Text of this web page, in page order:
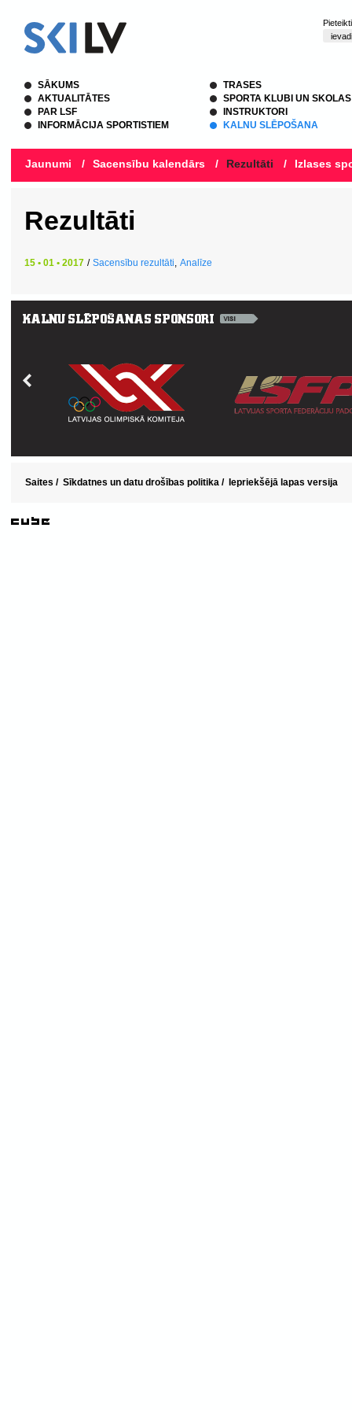
SĀKUMS
AKTUALITĀTES
PAR LSF
INFORMĀCIJA SPORTISTIEM
TRASES
SPORTA KLUBI UN SKOLAS
INSTRUKTORI
KALNU SLĒPOŠANA
Jaunumi / Sacensību kalendārs / Rezultāti / Izlases
Rezultāti
15 • 01 • 2017 / Sacensību rezultāti, Analīze
Saites / Sīkdatnes un datu drošības politika / Iepriekšējā lapas versija